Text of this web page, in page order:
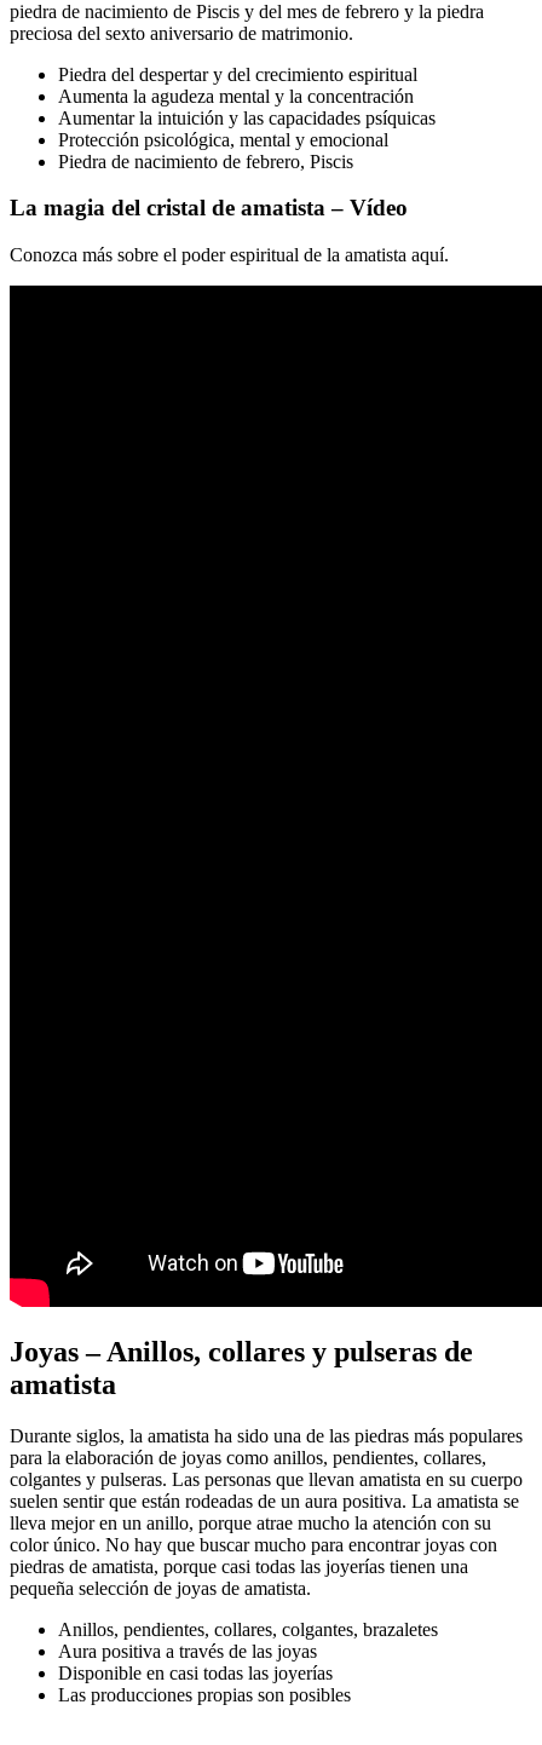
piedra de nacimiento de Piscis y del mes de febrero y la piedra
preciosa del sexto aniversario de matrimonio.
Piedra del despertar y del crecimiento espiritual
Aumenta la agudeza mental y la concentración
Aumentar la intuición y las capacidades psíquicas
Protección psicológica, mental y emocional
Piedra de nacimiento de febrero, Piscis
La magia del cristal de amatista – Vídeo
Conozca más sobre el poder espiritual de la amatista aquí.
Joyas – Anillos, collares y pulseras de
amatista
Durante siglos, la amatista ha sido una de las piedras más populares
para la elaboración de joyas como anillos, pendientes, collares,
colgantes y pulseras. Las personas que llevan amatista en su cuerpo
suelen sentir que están rodeadas de un aura positiva. La amatista se
lleva mejor en un anillo, porque atrae mucho la atención con su
color único. No hay que buscar mucho para encontrar joyas con
piedras de amatista, porque casi todas las joyerías tienen una
pequeña selección de joyas de amatista.
Anillos, pendientes, collares, colgantes, brazaletes
Aura positiva a través de las joyas
Disponible en casi todas las joyerías
Las producciones propias son posibles